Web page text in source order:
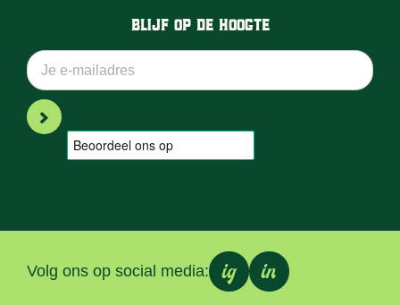
Blijf op de hoogte
Volg ons op social media: ig in